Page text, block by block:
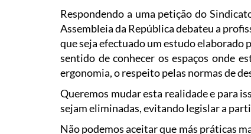
Respondendo a uma petição do
Assembleia da República debateu a
que seja efectuado um estudo elaborado
sentido de conhecer os espaços onde
ergonomia, o respeito pelas normas de
Queremos mudar esta realidade e para
sejam eliminadas, evitando legislar a
Não podemos aceitar que más práticas